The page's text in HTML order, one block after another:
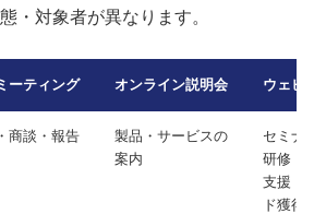
・対象者が異なります。
ーティング オンライン説明会 ウェビ
商談・報告
製品・サービスの
案内
セミナ
研修・
支援・
ド獲得